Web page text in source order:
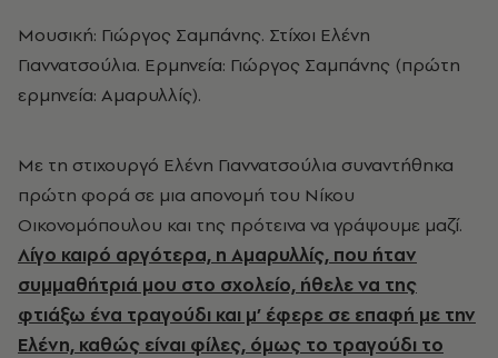
Μουσική: Γιώργος Σαμπάνης. Στίχοι Ελένη
Γιαννατσούλια. Ερμηνεία: Γιώργος Σαμπάνης (πρώτη
ερμηνεία: Αμαρυλλίς).
Με τη στιχουργό Ελένη Γιαννατσούλια συναντήθηκα
πρώτη φορά σε μια απονομή του Νίκου
Οικονομόπουλου και της πρότεινα να γράψουμε μαζί.
Λίγο καιρό αργότερα, η Αμαρυλλίς, που ήταν
συμμαθήτριά μου στο σχολείο, ήθελε να της
φτιάξω ένα τραγούδι και μ’ έφερε σε επαφή με την
Ελένη, καθώς είναι φίλες, όμως το τραγούδι το